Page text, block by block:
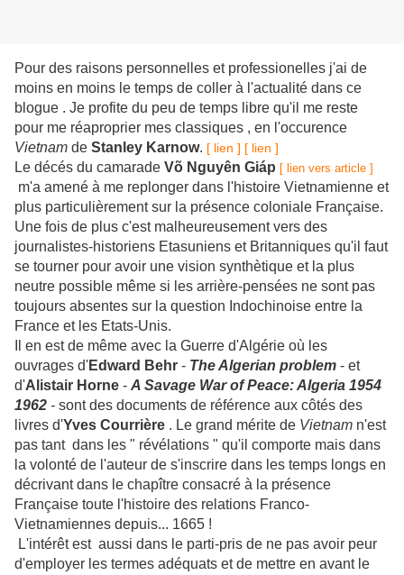
Pour des raisons personnelles et professionelles j'ai de
moins en moins le temps de coller à l'actualité dans ce
blogue . Je profite du peu de temps libre qu'il me reste
pour me réaproprier mes classiques , en l'occurence
Vietnam de Stanley Karnow. [ lien ] [ lien ]
Le décés du camarade Võ Nguyên Giáp [ lien vers article ]
m'a amené à me replonger dans l'histoire Vietnamienne et
plus particulièrement sur la présence coloniale Française.
Une fois de plus c'est malheureusement vers des
journalistes-historiens Etasuniens et Britanniques qu'il faut
se tourner pour avoir une vision synthètique et la plus
neutre possible même si les arrière-pensées ne sont pas
toujours absentes sur la question Indochinoise entre la
France et les Etats-Unis.
Il en est de même avec la Guerre d'Algérie où les
ouvrages d'Edward Behr - The Algerian problem - et
d'Alistair Horne - A Savage War of Peace: Algeria 1954
1962 - sont des documents de référence aux côtés des
livres d'Yves Courrière . Le grand mérite de Vietnam n'est
pas tant dans les " révélations " qu'il comporte mais dans
la volonté de l'auteur de s'inscrire dans les temps longs en
décrivant dans le chapître consacré à la présence
Française toute l'histoire des relations Franco-
Vietnamiennes depuis... 1665 !
L'intérêt est aussi dans le parti-pris de ne pas avoir peur
d'employer les termes adéquats et de mettre en avant le